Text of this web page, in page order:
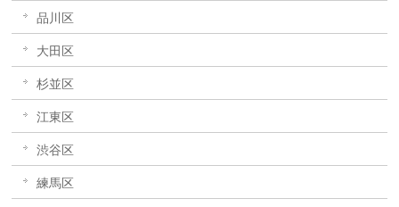
品川区
大田区
杉並区
江東区
渋谷区
練馬区